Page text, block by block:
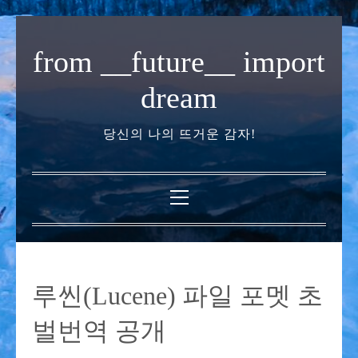
용
로
바
로
기
from __future__ import
dream
당신의 나의 뜨거운 감자!
기
본
메
뉴
루씬(Lucene) 파일 포멧 초
벌번역 공개